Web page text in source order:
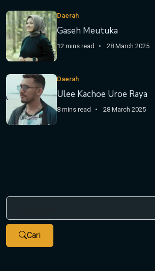
Daerah
Gaseh Meutuka
12 mins read 28 March 2025
Daerah
Ulee Kachoe Uroe Raya
8 mins read 28 March 2025
Cari